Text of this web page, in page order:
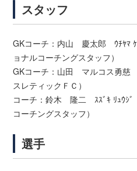
スタッフ
GKコーチ：内山 慶太郎 ｳﾁﾔﾏ ｹ
ョナルコーチングスタッフ）
GKコーチ：山田 マルコス勇慈
スレティックＦＣ）
コーチ：鈴木 隆二 ｽｽﾞｷ ﾘｭｳｼﾞ
コーチングスタッフ）
選手